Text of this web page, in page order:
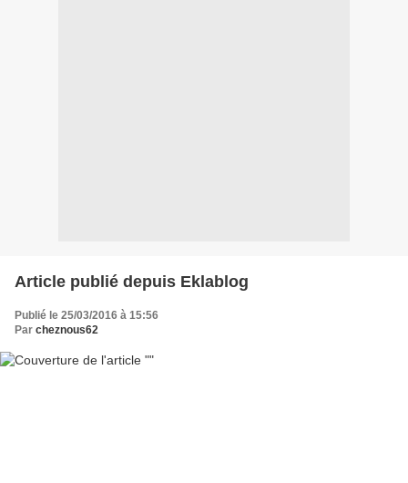
Article publié depuis Eklablog
Publié le 25/03/2016 à 15:56
Par cheznous62